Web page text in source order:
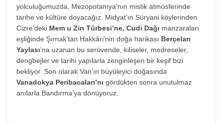
yolculuğumuzda, Mezopotamya’nın mistik atmosferinde
tarihe ve kültüre doyacağız. Midyat’ın Süryani köylerinden
Cizre’deki Mem u Zin Türbesi’ne, Cudi Dağı manzaraları
eşliğinde Şırnak’tan Hakkâri’nin doğa harikası Berçelan
Yaylası’na uzanan bu serüvende, kiliseler, medreseler,
dengbejler ve tarihi yapılarla zenginleşen bir keşif bizi
bekliyor. Son olarak Van’ın büyüleyici doğasında
Vanadokya Peribacaları’nı gördükten sonra unutulmaz
anılarla Bandırma’ya dönüyoruz.